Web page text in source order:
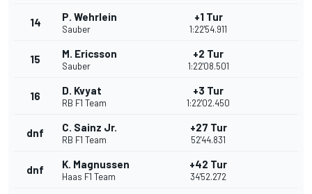
14 P. Wehrlein
Sauber
+1 Tur
1:22'54.911
15 M. Ericsson
Sauber
+2 Tur
1:22'08.501
16 D. Kvyat
RB F1 Team
+3 Tur
1:22'02.450
dnf C. Sainz Jr.
RB F1 Team
+27 Tur
52'44.831
dnf K. Magnussen
Haas F1 Team
+42 Tur
34'52.272